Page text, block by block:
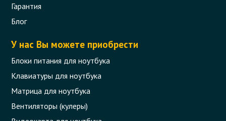
Гарантия
Блог
У нас Вы можете приобрести
Блоки питания для ноутбука
Клавиатуры для ноутбука
Матрица для ноутбука
Вентиляторы (кулеры)